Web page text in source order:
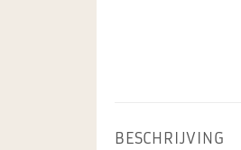
BESCHRIJVING